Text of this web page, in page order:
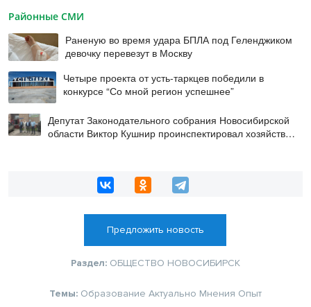
Районные СМИ
Раненую во время удара БПЛА под Геленджиком
девочку перевезут в Москву
Четыре проекта от усть-таркцев победили в
конкурсе “Со мной регион успешнее”
Депутат Законодательного собрания Новосибирской
области Виктор Кушнир проинспектировал хозяйства
Предложить новость
Раздел: ОБЩЕСТВО НОВОСИБИРСК
Темы: Образование Актуально Мнения Опыт